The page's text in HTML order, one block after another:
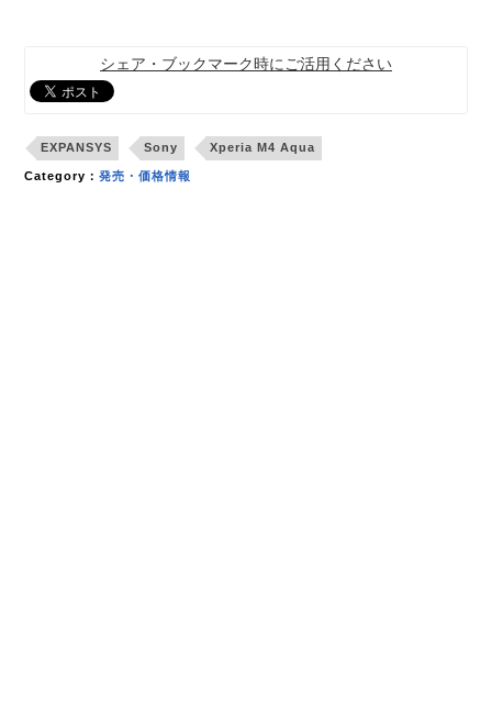
シェア・ブックマーク時にご活用ください
EXPANSYS Sony Xperia M4 Aqua
Category：発売・価格情報